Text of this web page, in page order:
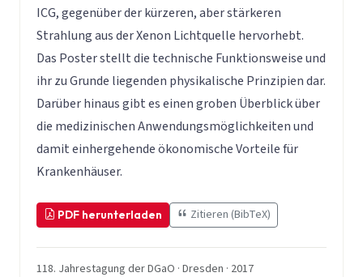
ICG, gegenüber der kürzeren, aber stärkeren
Strahlung aus der Xenon Lichtquelle hervorhebt.
Das Poster stellt die technische Funktionsweise und
ihr zu Grunde liegenden physikalische Prinzipien dar.
Darüber hinaus gibt es einen groben Überblick über
die medizinischen Anwendungsmöglichkeiten und
damit einhergehende ökonomische Vorteile für
Krankenhäuser.
PDF herunterladen Zitieren (BibTeX)
118. Jahrestagung der DGaO · Dresden · 2017